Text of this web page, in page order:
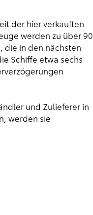
der hier verkauften
werden zu über 90
die in den nächsten
Schiffe etwa sechs
und Zulieferer in
werden sie